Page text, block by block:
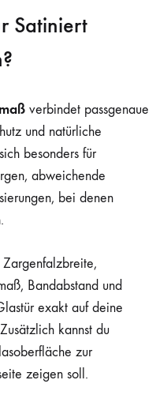
Satiniert
verbindet passgenaue
und natürliche
besonders für
abweichende
bei denen
Bandabstand und
exakt auf deine
kannst du
zur
zeigen soll.